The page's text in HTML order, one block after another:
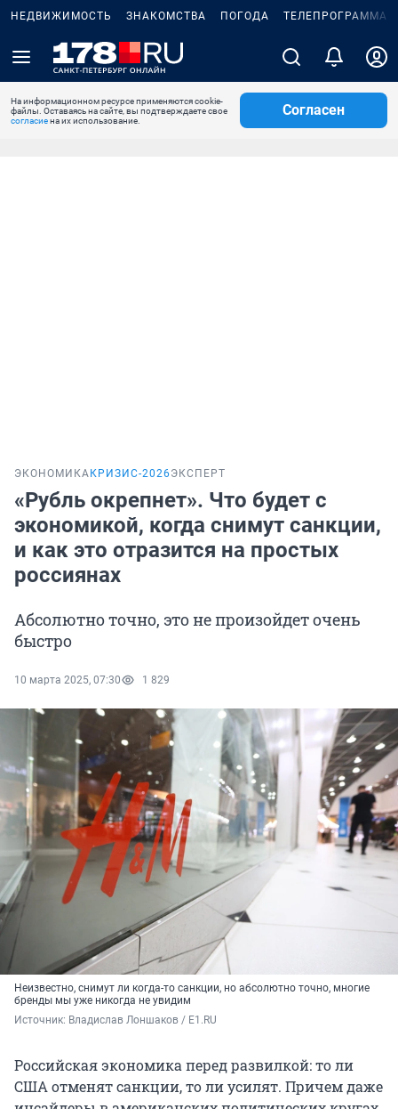
НЕДВИЖИМОСТЬ ЗНАКОМСТВА ПОГОДА ТЕЛЕПРОГРАММА
На информационном ресурсе применяются cookie-
файлы. Оставаясь на сайте, вы подтверждаете свое
согласиена их использование.
Согласен
ЭКОНОМИКА КРИЗИС-2026ЭКСПЕРТ
«Рубль окрепнет». Что будет с
экономикой, когда снимут санкции,
и как это отразится на простых
россиянах
Абсолютно точно, это не произойдет очень
быстро
10 марта 2025, 07:30 1 829
Неизвестно, снимут ли когда-то санкции, но абсолютно точно, многие
бренды мы уже никогда не увидим
Источник: Владислав Лоншаков / E1.RU
Российская экономика перед развилкой: то ли
США отменят санкции, то ли усилят. Причем даже